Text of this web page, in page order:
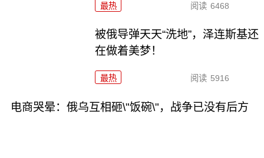
最热 阅读 6468
被俄导弹天天“洗地”，泽连斯基还
在做着美梦！
最热 阅读 5916
电商哭晕：俄乌互相砸\"饭碗\"，战争已没有后方